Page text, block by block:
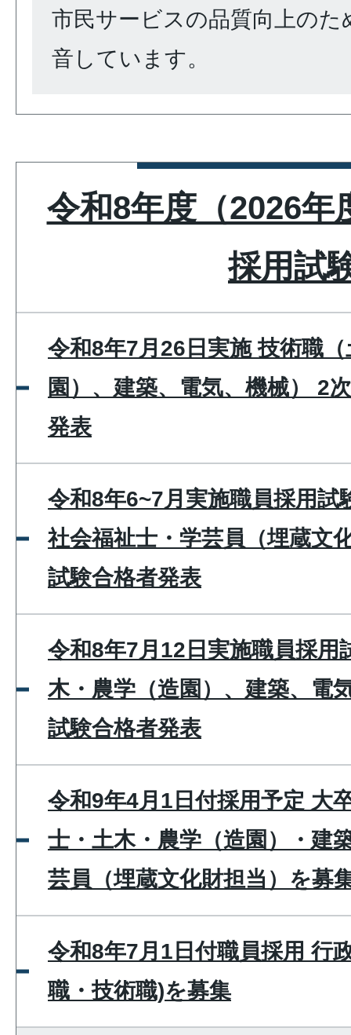
市民サービスの品質向上のた
音しています。
令和8年度（2026年
採用試
令和8年7月26日実施 技術職
園）、建築、電気、機械） 2
発表
令和8年6~7月実施職員採用試
社会福祉士・学芸員（埋蔵文
試験合格者発表
令和8年7月12日実施職員採用
木・農学（造園）、建築、電
試験合格者発表
令和9年4月1日付採用予定 大
士・土木・農学（造園）・建
芸員（埋蔵文化財担当）を募
令和8年7月1日付職員採用 行
職・技術職)を募集